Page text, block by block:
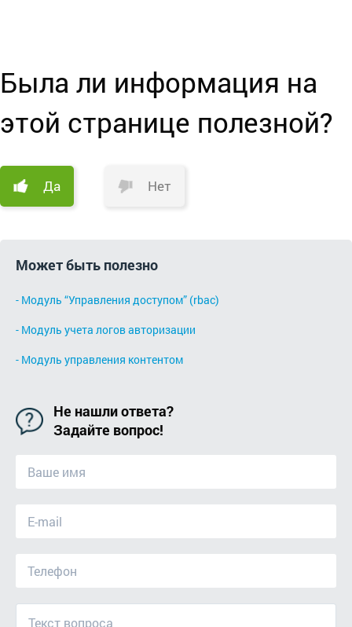
Была ли информация на
этой странице полезной?
Да Нет
Может быть полезно
- Модуль “Управления доступом” (rbac)
- Модуль учета логов авторизации
- Модуль управления контентом
Не нашли ответа?
Задайте вопрос!